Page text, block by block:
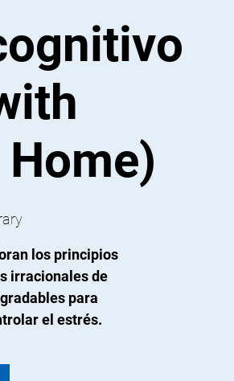
los principios
irracionales de
para
el estrés.